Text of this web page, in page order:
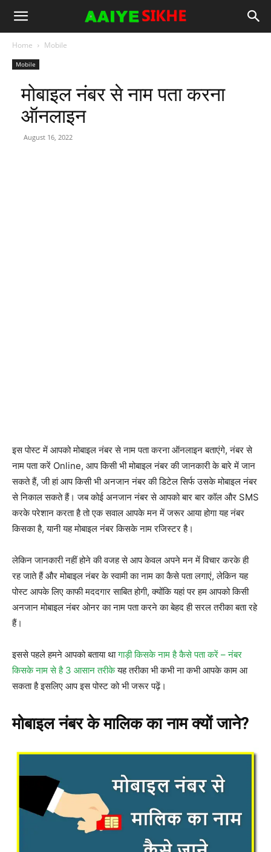
Home Mobile
Mobile
मोबाइल नंबर से नाम पता करना
ऑनलाइन
August 16, 2022
इस पोस्ट में आपको मोबाइल नंबर से नाम पता करना ऑनलाइन बताएंगे, नंबर से
नाम पता करें Online, आप किसी भी मोबाइल नंबर की जानकारी के बारे में जान
सकते हैं, जी हां आप किसी भी अनजान नंबर की डिटेल सिर्फ उसके मोबाइल नंबर
से निकाल सकते हैं। जब कोई अनजान नंबर से आपको बार बार कॉल और SMS
करके परेशान करता है तो एक सवाल आपके मन में जरूर आया होगा यह नंबर
किसका है, यानी यह मोबाइल नंबर किसके नाम रजिस्टर है।
लेकिन जानकारी नहीं होने की वजह से आप केवल अपने मन में विचार करके ही
रह जाते हैं और मोबाइल नंबर के स्वामी का नाम का कैसे पता लगाएं, लेकिन यह
पोस्ट आपके लिए काफी मददगार साबित होगी, क्योंकि यहां पर हम आपको किसी
अनजान मोबाइल नंबर ओनर का नाम पता करने का बेहद ही सरल तरीका बता रहे
हैं।
इससे पहले हमने आपको बताया थागाड़ी किसके नाम है कैसे पता करें – नंबर
किसके नाम से है 3 आसान तरीकेयह तरीका भी कभी ना कभी आपके काम आ
सकता है इसलिए आप इस पोस्ट को भी जरूर पढ़ें।
मोबाइल नंबर के मालिक का नाम क्यों जाने?